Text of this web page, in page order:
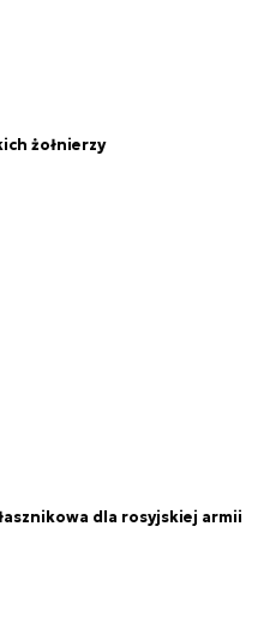
żołnierzy
dla rosyjskiej armii